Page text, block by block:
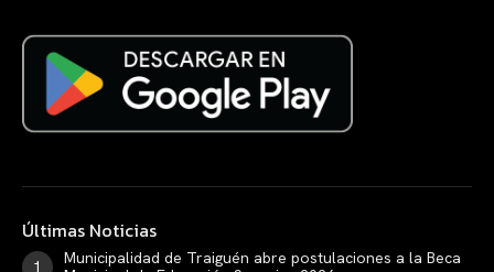
Últimas Noticias
Municipalidad de Traiguén abre postulaciones a la Beca